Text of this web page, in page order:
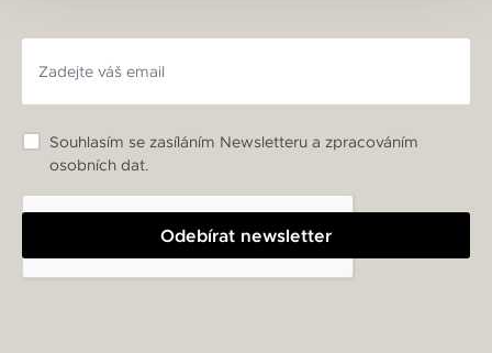
Odebírat newsletter
Souhlasím se zasíláním Newsletteru a zpracováním
osobních dat.